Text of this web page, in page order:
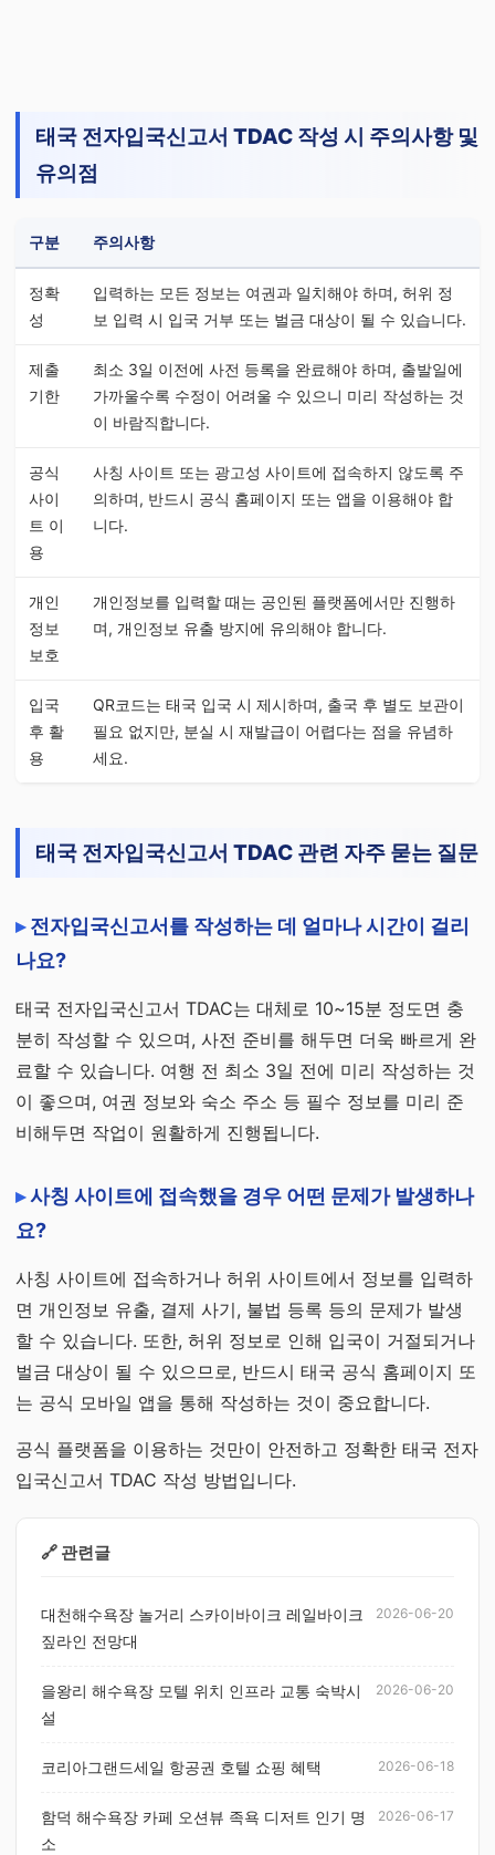
태국 전자입국신고서 TDAC 작성 시 주의사항 및
유의점
구분 주의사항
정확
성
입력하는 모든 정보는 여권과 일치해야 하며, 허위 정
보 입력 시 입국 거부 또는 벌금 대상이 될 수 있습니다.
제출
기한
최소 3일 이전에 사전 등록을 완료해야 하며, 출발일에
가까울수록 수정이 어려울 수 있으니 미리 작성하는 것
이 바람직합니다.
공식
사이
트 이
용
사칭 사이트 또는 광고성 사이트에 접속하지 않도록 주
의하며, 반드시 공식 홈페이지 또는 앱을 이용해야 합
니다.
개인
정보
보호
개인정보를 입력할 때는 공인된 플랫폼에서만 진행하
며, 개인정보 유출 방지에 유의해야 합니다.
입국
후 활
용
QR코드는 태국 입국 시 제시하며, 출국 후 별도 보관이
필요 없지만, 분실 시 재발급이 어렵다는 점을 유념하
세요.
태국 전자입국신고서 TDAC 관련 자주 묻는 질문
전자입국신고서를 작성하는 데 얼마나 시간이 걸리
나요?
태국 전자입국신고서 TDAC는 대체로 10~15분 정도면 충
분히 작성할 수 있으며, 사전 준비를 해두면 더욱 빠르게 완
료할 수 있습니다. 여행 전 최소 3일 전에 미리 작성하는 것
이 좋으며, 여권 정보와 숙소 주소 등 필수 정보를 미리 준
비해두면 작업이 원활하게 진행됩니다.
사칭 사이트에 접속했을 경우 어떤 문제가 발생하나
요?
사칭 사이트에 접속하거나 허위 사이트에서 정보를 입력하
면 개인정보 유출, 결제 사기, 불법 등록 등의 문제가 발생
할 수 있습니다. 또한, 허위 정보로 인해 입국이 거절되거나
벌금 대상이 될 수 있으므로, 반드시 태국 공식 홈페이지 또
는 공식 모바일 앱을 통해 작성하는 것이 중요합니다.
공식 플랫폼을 이용하는 것만이 안전하고 정확한 태국 전자
입국신고서 TDAC 작성 방법입니다.
🔗 관련글
대천해수욕장 놀거리 스카이바이크 레일바이크
짚라인 전망대
2026-06-20
을왕리 해수욕장 모텔 위치 인프라 교통 숙박시
설
2026-06-20
코리아그랜드세일 항공권 호텔 쇼핑 혜택 2026-06-18
함덕 해수욕장 카페 오션뷰 족욕 디저트 인기 명
소
2026-06-17